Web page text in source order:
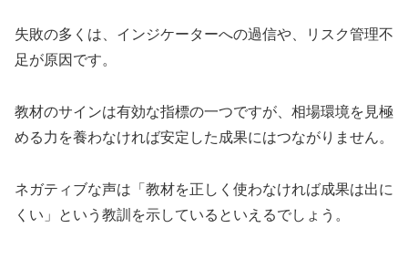
失敗の多くは、インジケーターへの過信や、リスク管理不
足が原因です。
教材のサインは有効な指標の一つですが、相場環境を見極
める力を養わなければ安定した成果にはつながりません。
ネガティブな声は「教材を正しく使わなければ成果は出に
くい」という教訓を示しているといえるでしょう。